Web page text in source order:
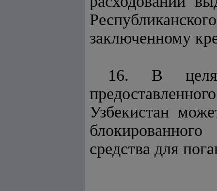
заключенному
16. В целях
Узбекистан
средства для